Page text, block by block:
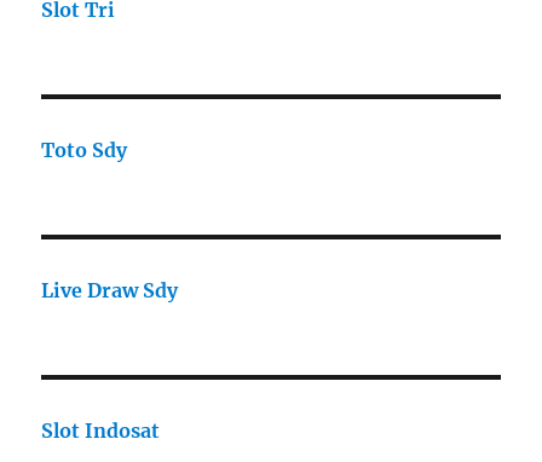
Slot Tri
Toto Sdy
Live Draw Sdy
Slot Indosat